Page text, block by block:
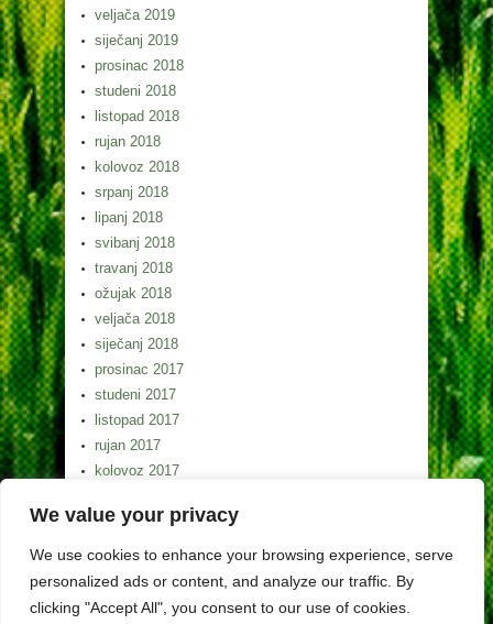
We value your privacy
We use cookies to enhance your browsing experience, serve
personalized ads or content, and analyze our traffic. By
clicking "Accept All", you consent to our use of cookies.
veljača 2019
siječanj 2019
prosinac 2018
studeni 2018
listopad 2018
rujan 2018
kolovoz 2018
srpanj 2018
lipanj 2018
svibanj 2018
travanj 2018
ožujak 2018
veljača 2018
siječanj 2018
prosinac 2017
studeni 2017
listopad 2017
rujan 2017
kolovoz 2017
lipanj 2017
svibanj 2017